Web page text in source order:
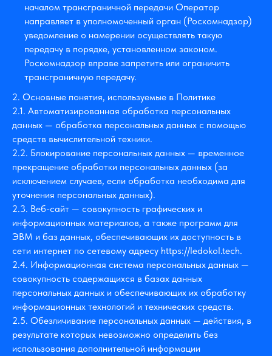
началом трансграничной передачи Оператор
направляет в уполномоченный орган (Роскомнадзор)
уведомление о намерении осуществлять такую
передачу в порядке, установленном законом.
Роскомнадзор вправе запретить или ограничить
трансграничную передачу.
2. Основные понятия, используемые в Политике
2.1. Автоматизированная обработка персональных
данных — обработка персональных данных с помощью
средств вычислительной техники.
2.2. Блокирование персональных данных — временное
прекращение обработки персональных данных (за
исключением случаев, если обработка необходима для
уточнения персональных данных).
2.3. Веб-сайт — совокупность графических и
информационных материалов, а также программ для
ЭВМ и баз данных, обеспечивающих их доступность в
сети интернет по сетевому адресу https://ledokol.tech.
2.4. Информационная система персональных данных —
совокупность содержащихся в базах данных
персональных данных и обеспечивающих их обработку
информационных технологий и технических средств.
2.5. Обезличивание персональных данных — действия, в
результате которых невозможно определить без
использования дополнительной информации